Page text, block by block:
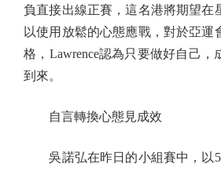
負直接出線正賽，這名港將期望在
以使用放鬆的心態應戰，對於亞運
格，Lawrence認為只要做好自己，
到來。
自言轉換心態見成效
吳諾弘在昨日的小組賽中，以5